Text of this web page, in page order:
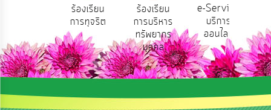
การ
บริหาร/
พัฒนา
ทรัพยากร
ร้องเรียน
การทุจริต
ร้องเรียน
การบริหาร
ทรัพยากร
บุคคล
e-Service
บริการ
ออนไลน์